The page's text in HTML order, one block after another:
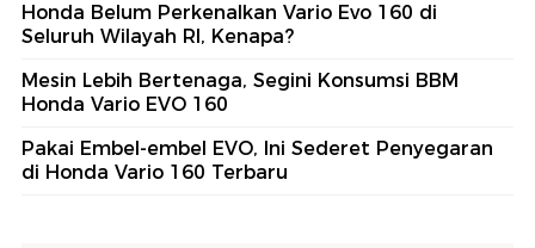
Honda Belum Perkenalkan Vario Evo 160 di
Seluruh Wilayah RI, Kenapa?
Mesin Lebih Bertenaga, Segini Konsumsi BBM
Honda Vario EVO 160
Pakai Embel-embel EVO, Ini Sederet Penyegaran
di Honda Vario 160 Terbaru